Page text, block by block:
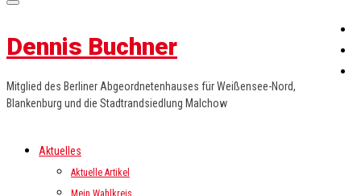
Dennis Buchner
Mitglied des Berliner Abgeordnetenhauses für Weißensee-Nord,
Blankenburg und die Stadtrandsiedlung Malchow
Aktuelles
Aktuelle Artikel
Mein Wahlkreis